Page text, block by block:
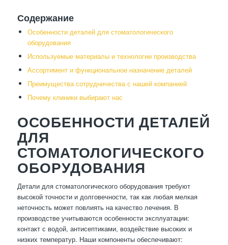
Содержание
Особенности деталей для стоматологического
оборудования
Используемые материалы и технологии производства
Ассортимент и функциональное назначение деталей
Преимущества сотрудничества с нашей компанией
Почему клиники выбирают нас
ОСОБЕННОСТИ ДЕТАЛЕЙ
ДЛЯ
СТОМАТОЛОГИЧЕСКОГО
ОБОРУДОВАНИЯ
Детали для стоматологического оборудования требуют
высокой точности и долговечности, так как любая мелкая
неточность может повлиять на качество лечения. В
производстве учитываются особенности эксплуатации:
контакт с водой, антисептиками, воздействие высоких и
низких температур. Наши компоненты обеспечивают: